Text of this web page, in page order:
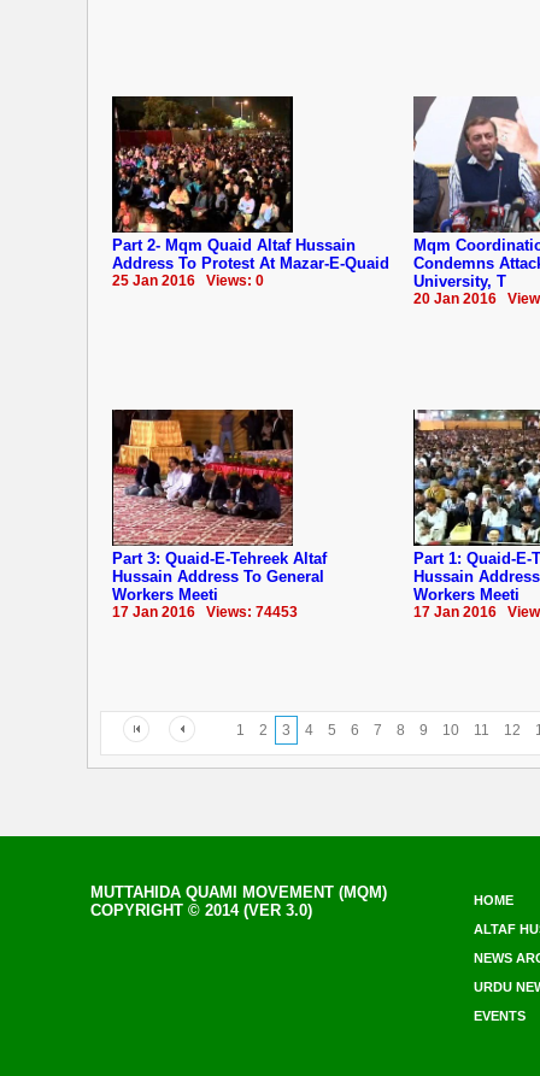
Part 2- Mqm Quaid Altaf Hussain
Address To Protest At Mazar-E-Quaid
25 Jan 2016 Views: 0
Mqm
Condemns
University, T
20 Jan 2016
Part 3: Quaid-E-Tehreek Altaf
Hussain Address To General
Workers Meeti
17 Jan 2016 Views: 74453
Part 1: Quaid-E-
Hussain
Workers Meeti
17 Jan 2016
1 2 3 4 5 6 7 8 9 10 11 12
MUTTAHIDA QUAMI MOVEMENT (MQM)
COPYRIGHT © 2014 (VER 3.0)
HOME
ALTAF
NEWS
URDU
EVENTS